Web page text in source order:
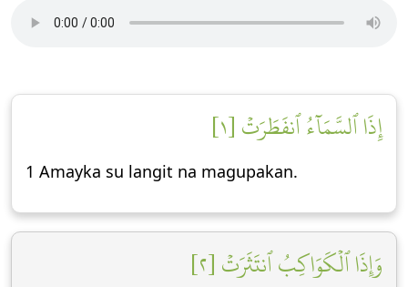
إِذَا ٱلسَّمَآءُ ٱنفَطَرَتۡ [١]
1 Amayka su langit na magupakan.
وَإِذَا ٱلۡكَوَاكِبُ ٱنتَثَرَتۡ [٢]